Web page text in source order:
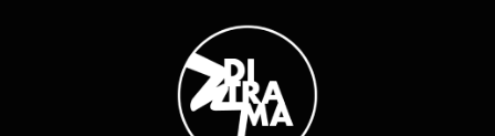
DITRAMA kursusforløbet vil blive testet i 2021
Drøftelse af pensum og undervisningsmateriale, som